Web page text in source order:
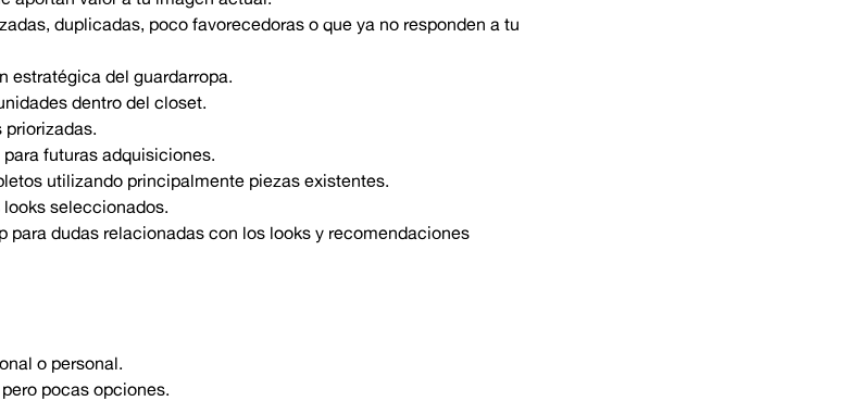
duplicadas, poco favorecedoras o que ya no responden a tu
estratégica del guardarropa.
dentro del closet.
priorizadas.
futuras adquisiciones.
utilizando principalmente piezas existentes.
seleccionados.
para dudas relacionadas con los looks y recomendaciones
o personal.
pocas opciones.